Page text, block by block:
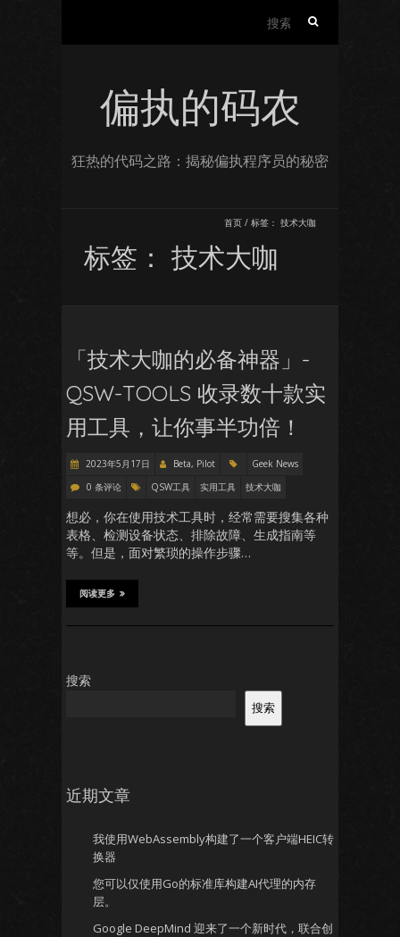
偏执的码农
狂热的代码之路：揭秘偏执程序员的秘密
首页 / 标签： 技术大咖
标签： 技术大咖
「技术大咖的必备神器」-
QSW-TOOLS 收录数十款实
用工具，让你事半功倍！
2023年5月17日 Beta, Pilot
Geek News
0 条评论
QSW工具 实用工具 技术大咖
想必，你在使用技术工具时，经常需要搜集各种
表格、检测设备状态、排除故障、生成指南等
等。但是，面对繁琐的操作步骤…
阅读更多
搜索
搜索
近期文章
我使用WebAssembly构建了一个客户端HEIC转
换器
您可以仅使用Go的标准库构建AI代理的内存
层。
Google DeepMind 迎来了一个新时代，联合创